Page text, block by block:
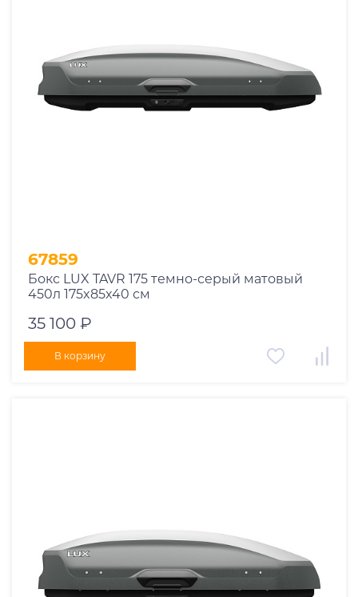
67859
Бокс LUX TAVR 175 темно-серый матовый
450л 175x85x40 см
35 100 ₽
В корзину